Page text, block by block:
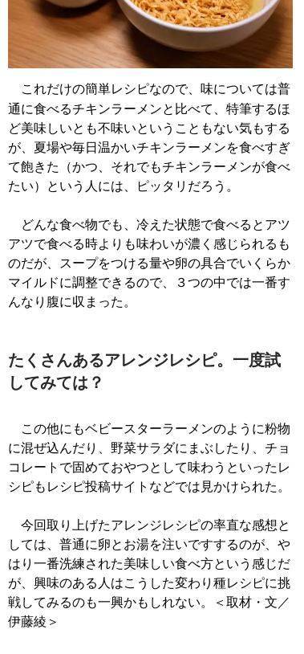
これだけの簡単レシピなので、味については普
通に食べるチキンラーメンと比べて、特筆するほ
ど美味しいとも不味いということもない気もする
が、夏場や毎日温かいチキンラーメンを食べすぎ
て飽きた（かつ、それでもチキンラーメンが食べ
たい）という人には、ピッタリだろう。
どんな食べ物でも、冷えた状態で食べるとアツ
アツで食べる時よりも味わいが濃く感じられるも
のだが、スープをつける量や卵の具合でいくらか
マイルドに調整できるので、３つの中では一番す
んなり腹に収まった。
たくさんあるアレンジレシピ。一度試
してみては？
この他にもベビースターラーメンのように粉物
に混ぜ込んだり、野菜サラダにまぶしたり、チョ
コレートで固めておやつとして味わうといったレ
シピもレシピ投稿サイトなどでは見かけられた。
今回取り上げたアレンジレシピの率直な感想と
しては、普通に卵とお湯を注いですするのが、や
はり一番洗練された美味しい食べ方という感じだ
が、興味のある人はこうした変わり種レシピに挑
戦してみるのも一興かもしれない。＜取材・文／